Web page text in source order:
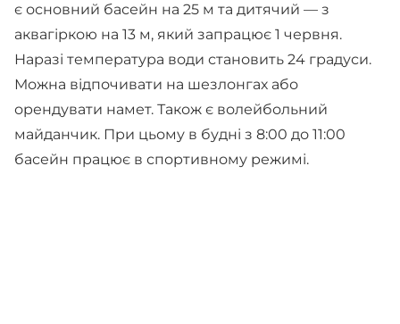
є основний басейн на 25 м та дитячий — з
аквагіркою на 13 м, який запрацює 1 червня.
Наразі температура води становить 24 градуси.
Можна відпочивати на шезлонгах або
орендувати намет. Також є волейбольний
майданчик. При цьому в будні з 8:00 до 11:00
басейн працює в спортивному режимі.